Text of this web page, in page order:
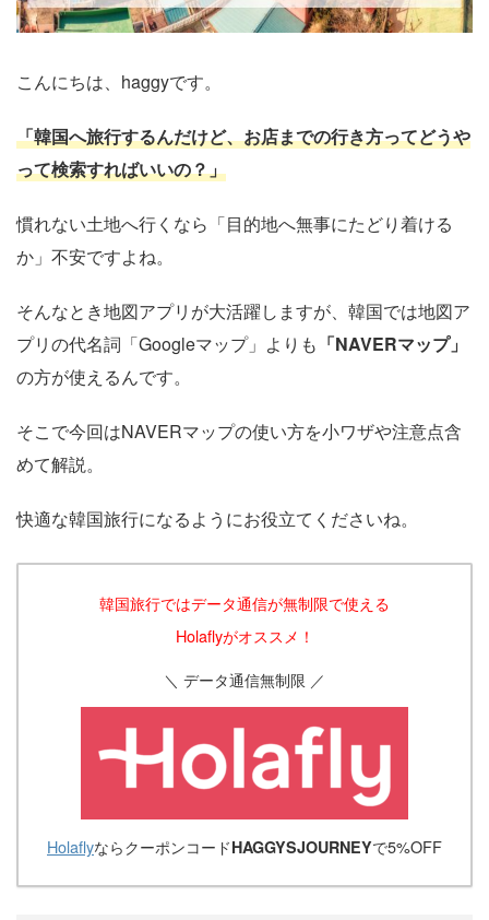
こんにちは、haggyです。
「韓国へ旅行するんだけど、お店までの行き方ってどうや
って検索すればいいの？」
慣れない土地へ行くなら「目的地へ無事にたどり着ける
か」不安ですよね。
そんなとき地図アプリが大活躍しますが、韓国では地図ア
プリの代名詞「Googleマップ」よりも 「NAVERマップ」
の方が使えるんです。
そこで今回はNAVERマップの使い方を小ワザや注意点含
めて解説。
快適な韓国旅行になるようにお役立てくださいね。
韓国旅行ではデータ通信が無制限で使える
Holaflyがオススメ！
＼ データ通信無制限 ／
HolaflyならクーポンコードHAGGYSJOURNEYで5%OFF